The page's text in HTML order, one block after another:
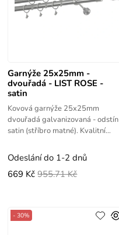
Garnýže 25x25mm -
dvouřadá - LIST ROSE -
satin
Kovová garnýže 25x25mm
dvouřadá galvanizovaná - odstín
satin (stříbro matné). Kvalitní
Odeslání do 1-2 dnů
669 Kč 955.71 Kč
- 30%